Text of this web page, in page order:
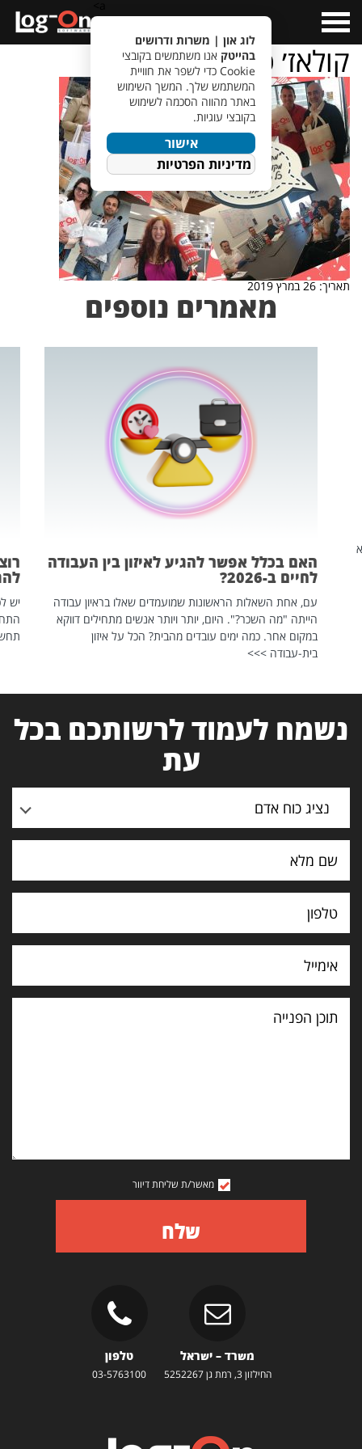
Menu
קולאז׳ פורים
תאריך: 26 במרץ 2019
מאמרים נוספים
האם בכלל אפשר להגיע לאיזון בין העבודה
לחיים ב-2026?
עם, אחת השאלות הראשונות שמועמדים שאלו בראיון עבודה
הייתה "מה השכר?". היום, יותר ויותר אנשים מתחילים דווקא
במקום אחר. כמה ימים עובדים מהבית? הכל על איזון
בית-עבודה >>>
יש
נשמח לעמוד לרשותכם בכל
עת
נציג כוח אדם
תוכן
הפנייה
מאשר/ת שליחת דיוור
שלח
משרד – ישראל
החילזון 3, רמת גן 5252267
טלפון
03-5763100
לוג און | משרות ודרושים
בהייטק אנו משתמשים בקובצי
Cookie כדי לשפר את חוויית
המשתמש שלך. המשך השימוש
באתר מהווה הסכמה לשימוש
בקובצי עוגיות.
אישור
מדיניות הפרטיות